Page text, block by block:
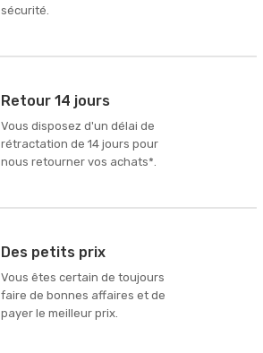
sécurité.
Retour 14 jours
Vous disposez d'un délai de
rétractation de 14 jours pour
nous retourner vos achats*.
Des petits prix
Vous êtes certain de toujours
faire de bonnes affaires et de
payer le meilleur prix.